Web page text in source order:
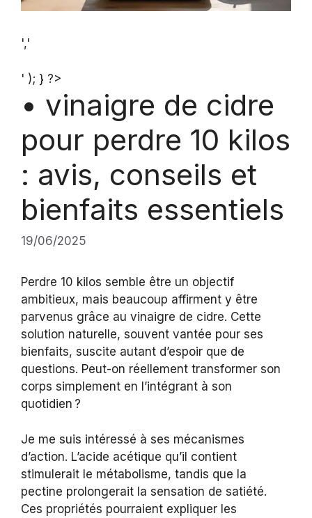
','
' ); } ?>
• vinaigre de cidre
pour perdre 10 kilos
: avis, conseils et
bienfaits essentiels
19/06/2025
Perdre 10 kilos semble être un objectif
ambitieux, mais beaucoup affirment y être
parvenus grâce au vinaigre de cidre. Cette
solution naturelle, souvent vantée pour ses
bienfaits, suscite autant d’espoir que de
questions. Peut-on réellement transformer son
corps simplement en l’intégrant à son
quotidien ?
Je me suis intéressé à ses mécanismes
d’action. L’acide acétique qu’il contient
stimulerait le métabolisme, tandis que la
pectine prolongerait la sensation de satiété.
Ces propriétés pourraient expliquer les